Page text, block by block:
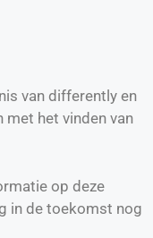
van differently en
met het vinden van
op deze
in de toekomst nog